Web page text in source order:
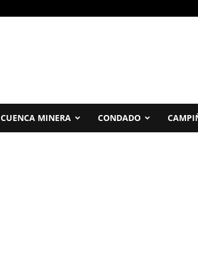
CUENCA MINERA CONDADO